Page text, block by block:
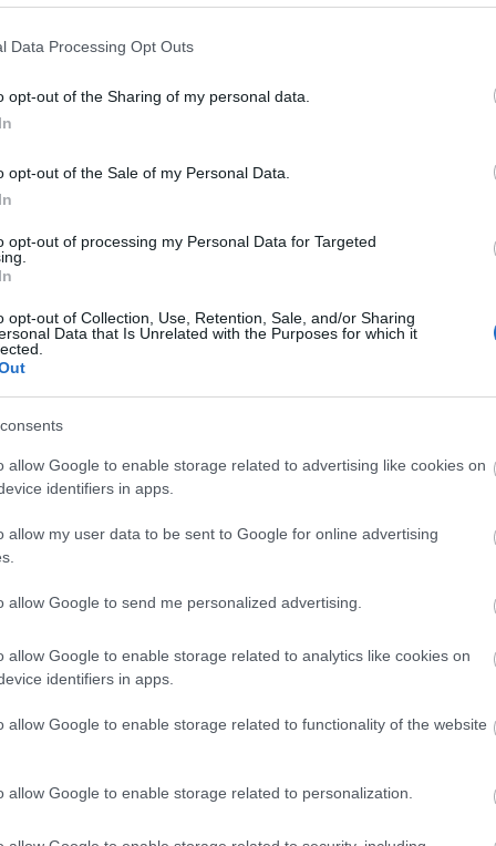
Data Processing Opt Outs
opt-out of the Sharing of my personal data.
opt-out of the Sale of my Personal Data.
opt-out of processing my Personal Data for Targeted
opt-out of Collection, Use, Retention, Sale, and/or Sharing
Data that Is Unrelated with the Purposes for which it
allow Google to enable storage related to advertising like cookies on
identifiers in apps.
allow my user data to be sent to Google for online advertising
allow Google to send me personalized advertising.
allow Google to enable storage related to analytics like cookies on
identifiers in apps.
allow Google to enable storage related to functionality of the website
allow Google to enable storage related to personalization.
που χρήζει διερεύνησης;
στο «Τούνελ» δημιούργησαν ένα πέπλο αβεβαιότητας
έριξε επιπλέον λάδι στη φωτιά, καθώς άφησε
τον θάνατο του γιου του.
δεν έχει τίποτα να φοβηθεί και πως είναι
και στης φίλης της.
της αλλά και του Παναγιώτη οφείλονται σε ιατρικό
Καθώς οι ιατροδικαστικές εκθέσεις δεν έδειξαν κάτι
απροσδιόριστα αναμένει το τελικό αποτέλεσμα του
Αθηνών Ιωάννης Λουκάς που ασχολείται πάνω από